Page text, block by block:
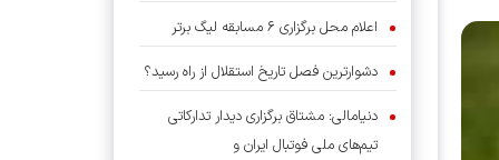
اعلام محل برگزاری ۶ مسابقه لیگ برتر
دشوارترین فصل تاریخ استقلال از راه رسید؟
دنیامالی: مشتاق برگزاری دیدار تدارکاتی
تیم‌های ملی فوتبال ایران و